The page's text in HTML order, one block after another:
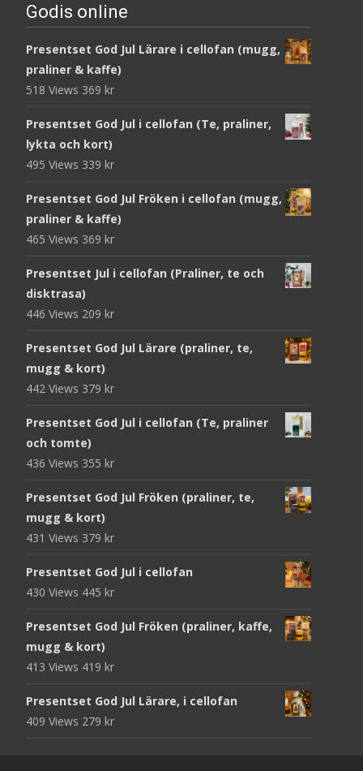
Godis online
Presentset God Jul Lärare i cellofan (mugg,
praliner & kaffe)
518 Views 369 kr
Presentset God Jul i cellofan (Te, praliner,
lykta och kort)
495 Views 339 kr
Presentset God Jul Fröken i cellofan (mugg,
praliner & kaffe)
465 Views 369 kr
Presentset Jul i cellofan (Praliner, te och
disktrasa)
446 Views 209 kr
Presentset God Jul Lärare (praliner, te,
mugg & kort)
442 Views 379 kr
Presentset God Jul i cellofan (Te, praliner
och tomte)
436 Views 355 kr
Presentset God Jul Fröken (praliner, te,
mugg & kort)
431 Views 379 kr
Presentset God Jul i cellofan
430 Views 445 kr
Presentset God Jul Fröken (praliner, kaffe,
mugg & kort)
413 Views 419 kr
Presentset God Jul Lärare, i cellofan
409 Views 279 kr